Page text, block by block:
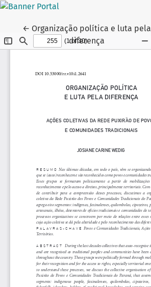
← Voltar aos Detalhes do Artigo
Organização política e luta pela
diferença